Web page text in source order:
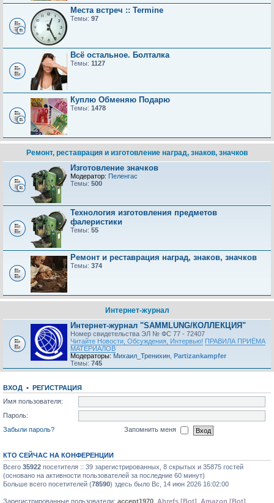
Места встреч :: Termine
Темы: 97
Всё остальное. Болталка
Темы: 1127
Куплю Обменяю Подарю
Темы: 1478
Ремонт, реставрация и изготовление наград, знаков, значков
Изготовление значков
Модератор: Пеленгас
Темы: 500
Технология изготовления предметов
фалеристики
Темы: 55
Ремонт и реставрация наград, знаков, значков
Темы: 374
Интернет-журнал
Интернет-журнал "SAMMLUNG/КОЛЛЕКЦИЯ"
Номер свидетельства ЭЛ № ФС 77 - 72407
Читайте Новости, Обсуждения, Интервью! ПРАВИЛА ПРИЁМА
МАТЕРИАЛОВ
Модераторы: Михаил_Тренихин Partizankampfer
Темы: 745
ВХОД • РЕГИСТРАЦИЯ
Имя пользователя:
Пароль:
Забыли пароль?
Запомнить меня
КТО СЕЙЧАС НА КОНФЕРЕНЦИИ
Всего 35922 посетителя :: 39 зарегистрированных, 8 скрытых и 35875 гостей
(основано на активности пользователей за последние 60 минут)
Больше всего посетителей (78590) здесь было Вс, 14 июн 2026 16:02:00
Зарегистрированные пользователи: accept1970 Ahrefs [Bot] Amazon [Bot]